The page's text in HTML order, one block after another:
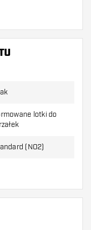
piórek i
wariantlotki do
(NO2)